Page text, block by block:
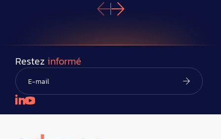
Restez informé